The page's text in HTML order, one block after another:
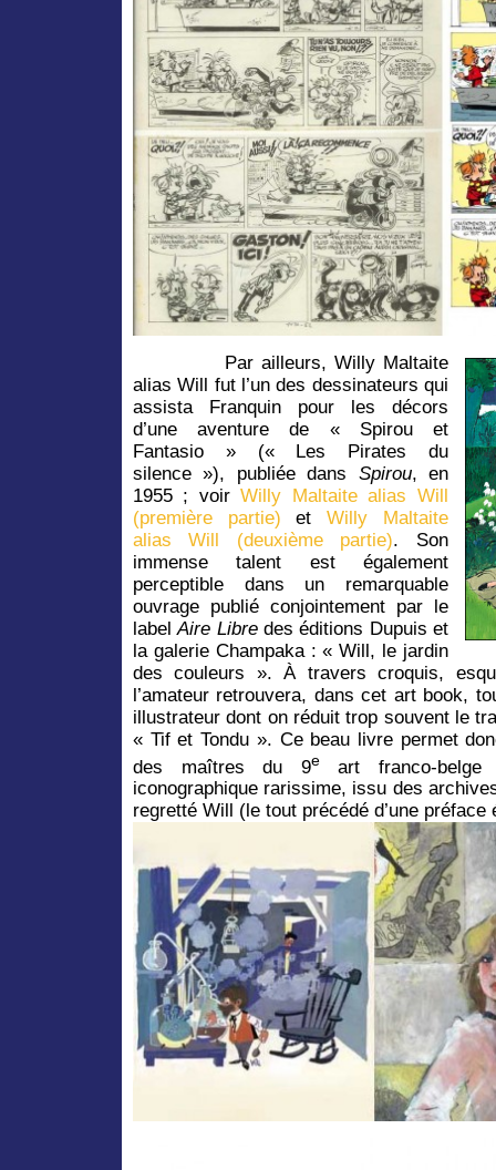
Par ailleurs, Willy Maltaite
alias Will fut l’un des dessinateurs qui
assista Franquin pour les décors
d’une aventure de « Spirou et
Fantasio » (« Les Pirates du
silence »), publiée dans Spirou, en
1955 ; voirWilly Maltaite alias Will
(première partie) etWilly Maltaite
alias Will (deuxième partie). Son
immense talent est également
perceptible dans un remarquable
ouvrage publié conjointement par le
labelAire Libredes éditions Dupuis et
la galerie Champaka : « Will, le jardin
des couleurs ». À travers croquis,
l’amateur retrouvera, dans cet art book,
illustrateur dont on réduit trop souvent le
« Tif et Tondu ». Ce beau livre permet
des maîtres du 9eart franco-belge
iconographique rarissime, issu des
regretté Will (le tout précédé d’une